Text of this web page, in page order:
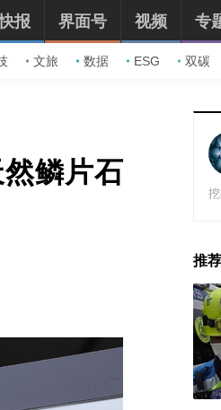
文旅 数据 ESG 双碳
报 界面号 视频 专
鳞片石
推